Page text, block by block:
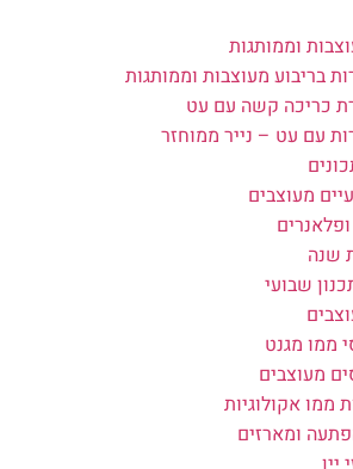
וממותגות
בריבוע מעוצבות וממותגות
כריכה קשה עם עט
עם עט – נייר ממוחזר
מעוצבים
שנה
שבועי
ממו מגנט
מעוצבים
ממו אקולוגיות
ומארזים